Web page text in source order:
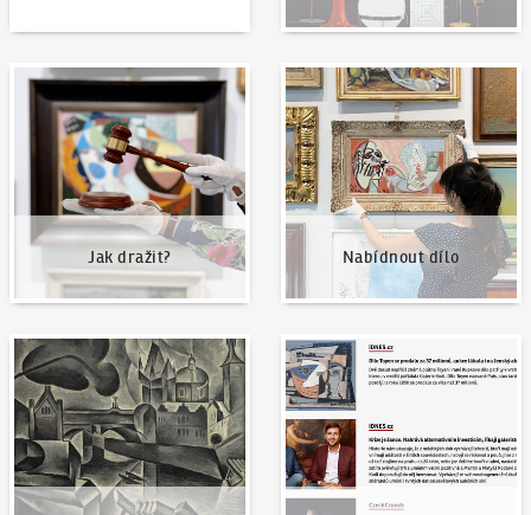
Jak dražit?
Jak dražit?
Nabídnout dílo
Nabídnout dílo
Naše nejvyšší prodeje Napsali o nás